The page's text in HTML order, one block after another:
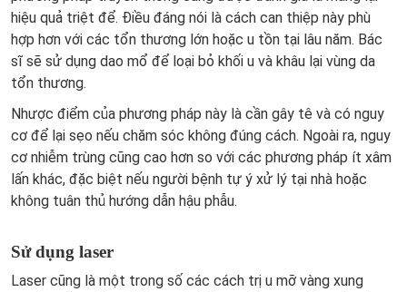
hiệu quả triệt để. Điều đáng nói là cách can thiệp này phù
hợp hơn với các tổn thương lớn hoặc u tồn tại lâu năm. Bác
sĩ sẽ sử dụng dao mổ để loại bỏ khối u và khâu lại vùng da
tổn thương.
Nhược điểm của phương pháp này là cần gây tê và có nguy
cơ để lại sẹo nếu chăm sóc không đúng cách. Ngoài ra, nguy
cơ nhiễm trùng cũng cao hơn so với các phương pháp ít xâm
lấn khác, đặc biệt nếu người bệnh tự ý xử lý tại nhà hoặc
không tuân thủ hướng dẫn hậu phẫu.
Sử dụng laser
Laser cũng là một trong số các cách trị u mỡ vàng xung